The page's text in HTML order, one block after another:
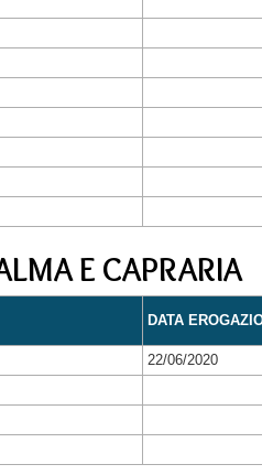
E CAPRARIA
DATA
22/06/2020